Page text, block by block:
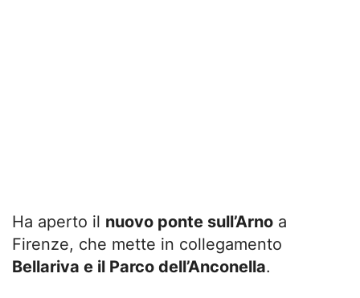
Ha aperto il nuovo ponte sull’Arno a
Firenze, che mette in collegamento
Bellariva e il Parco dell’Anconella.